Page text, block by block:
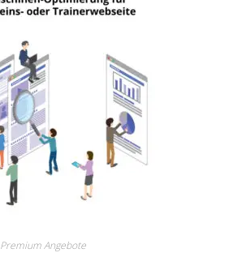
Premium Angebote